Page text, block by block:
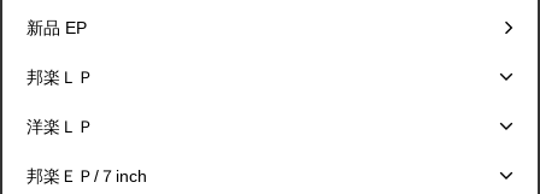
新品 EP
邦楽ＬＰ
洋楽ＬＰ
邦楽ＥＰ/７inch